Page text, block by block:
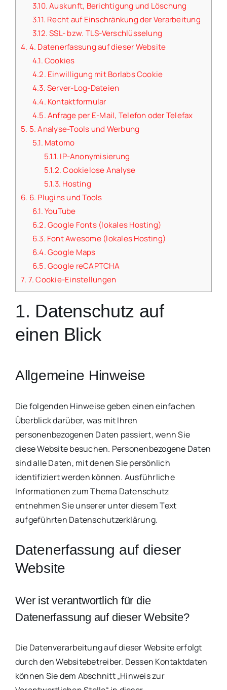
3.10.Auskunft, Berichtigung und Löschung
3.11. Recht auf Einschränkung der Verarbeitung
3.12.SSL- bzw. TLS-Verschlüsselung
4. 4. Datenerfassung auf dieser Website
4.1.Cookies
4.2. Einwilligung mit Borlabs Cookie
4.3.Server-Log-Dateien
4.4. Kontaktformular
4.5.Anfrage per E-Mail, Telefon oder Telefax
5. 5. Analyse-Tools und Werbung
5.1. Matomo
5.1.1. IP-Anonymisierung
5.1.2.Cookielose Analyse
5.1.3. Hosting
6. 6. Plugins und Tools
6.1.YouTube
6.2.Google Fonts (lokales Hosting)
6.3. Font Awesome (lokales Hosting)
6.4.Google Maps
6.5.Google reCAPTCHA
7. 7. Cookie-Einstellungen
1. Datenschutz auf
einen Blick
Allgemeine Hinweise
Die folgenden Hinweise geben einen einfachen
Überblick darüber, was mit Ihren
personenbezogenen Daten passiert, wenn Sie
diese Website besuchen. Personenbezogene Daten
sind alle Daten, mit denen Sie persönlich
identifiziert werden können. Ausführliche
Informationen zum Thema Datenschutz
entnehmen Sie unserer unter diesem Text
aufgeführten Datenschutzerklärung.
Datenerfassung auf dieser
Website
Wer ist verantwortlich für die
Datenerfassung auf dieser Website?
Die Datenverarbeitung auf dieser Website erfolgt
durch den Websitebetreiber. Dessen Kontaktdaten
können Sie dem Abschnitt „Hinweis zur